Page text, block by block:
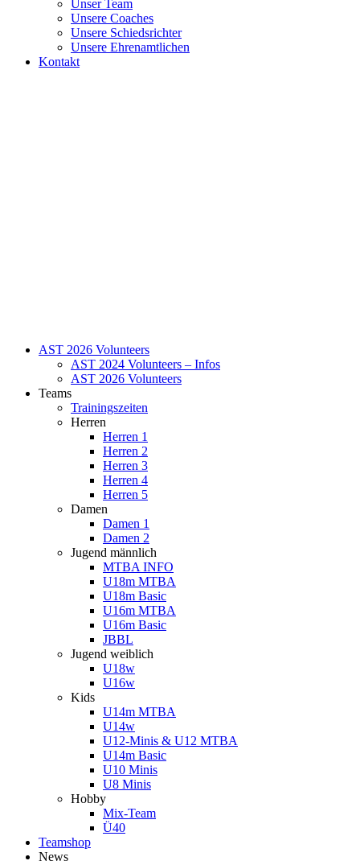
Unser Team
Unsere Coaches
Unsere Schiedsrichter
Unsere Ehrenamtlichen
Kontakt
AST 2026 Volunteers
AST 2024 Volunteers – Infos
AST 2026 Volunteers
Teams
Trainingszeiten
Herren
Herren 1
Herren 2
Herren 3
Herren 4
Herren 5
Damen
Damen 1
Damen 2
Jugend männlich
MTBA INFO
U18m MTBA
U18m Basic
U16m MTBA
U16m Basic
JBBL
Jugend weiblich
U18w
U16w
Kids
U14m MTBA
U14w
U12-Minis & U12 MTBA
U14m Basic
U10 Minis
U8 Minis
Hobby
Mix-Team
Ü40
Teamshop
News